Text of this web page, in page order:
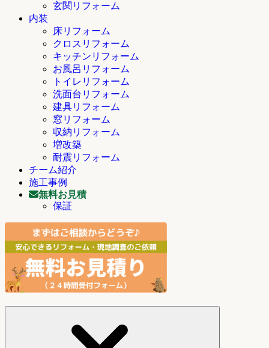
玄関リフォーム
内装
床リフォーム
クロスリフォーム
キッチンリフォーム
お風呂リフォーム
トイレリフォーム
洗面台リフォーム
建具リフォーム
窓リフォーム
収納リフォーム
増改築
耐震リフォーム
チーム紹介
施工事例
無料お見積
保証